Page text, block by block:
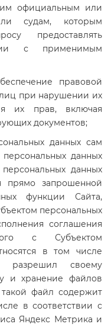
официальным или
судам, которым
предоставлять
с применимым
правовой
при нарушении их
их прав, включая
документов;
данных сам
данных
данных
прямо запрошенной
функции Сайта,
персональных
соглашения
с Субъектом
в том числе
разрешил своему
и хранение файлов
файл содержит
в соответствии с
Яндекс Метрика и